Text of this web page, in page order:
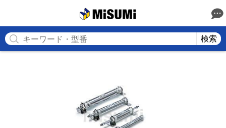
検索